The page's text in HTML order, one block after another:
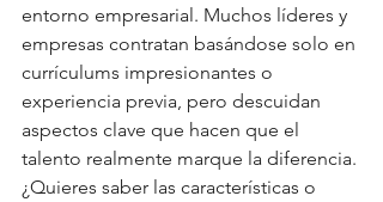
entorno empresarial. Muchos líderes y
empresas contratan basándose solo en
currículums impresionantes o
experiencia previa, pero descuidan
aspectos clave que hacen que el
talento realmente marque la diferencia.
¿Quieres saber las características o